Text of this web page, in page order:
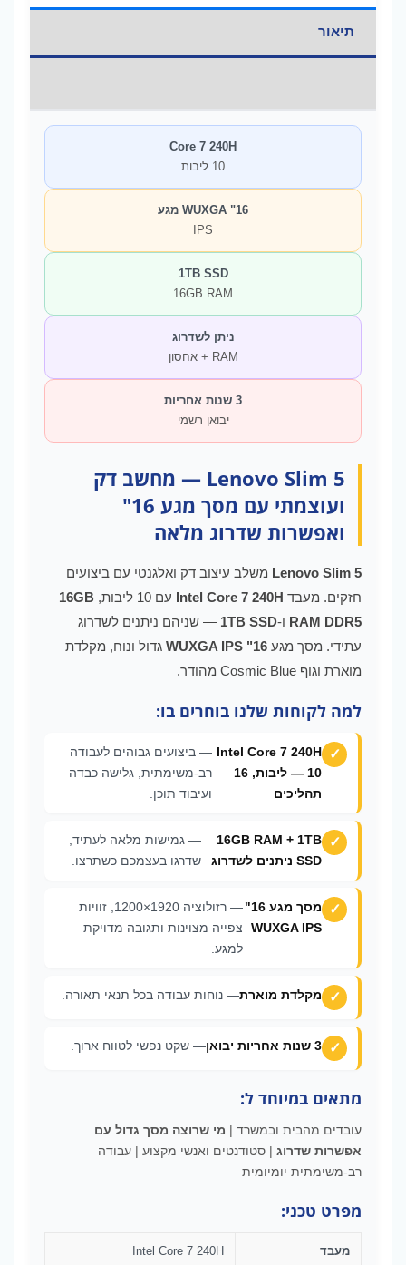
תיאור
Core 7 240H
10 ליבות
16" WUXGA מגע
IPS
1TB SSD
16GB RAM
ניתן לשדרוג
RAM + אחסון
3 שנות אחריות
יבואן רשמי
Lenovo Slim 5 — מחשב דק
ועוצמתי עם מסך מגע 16"
ואפשרות שדרוג מלאה
Lenovo Slim 5 משלב עיצוב דק ואלגנטי עם ביצועים
חזקים. מעבד Intel Core 7 240H עם 10 ליבות,
16GB
RAM DDR5 ו-1TB SSD — שניהם ניתנים לשדרוג
עתידי. מסך מגע 16" WUXGA IPS
גדול ונוח, מקלדת
מוארת וגוף Cosmic Blue מהודר.
למה לקוחות שלנו בוחרים בו:
Intel Core 7 240H
— 10 ליבות, 16
תהליכים
— ביצועים גבוהים לעבודה
רב-משימתית, גלישה כבדה
ועיבוד תוכן.
16GB RAM + 1TB
SSD ניתנים לשדרוג
— גמישות מלאה לעתיד,
שדרגו בעצמכם כשתרצו.
מסך מגע 16"
WUXGA IPS
— רזולוציה 1920×1200, זוויות
צפייה מצוינות ותגובה מדויקת
למגע.
מקלדת מוארת— נוחות עבודה בכל תנאי תאורה.
3 שנות אחריות יבואן — שקט נפשי לטווח ארוך.
מתאים במיוחד ל:
עובדים מהבית ובמשרד | מי שרוצה מסך גדול עם
אפשרות שדרוג | סטודנטים ואנשי מקצוע | עבודה
רב-משימתית יומיומית
מפרט טכני:
מעבד Intel Core 7 240H